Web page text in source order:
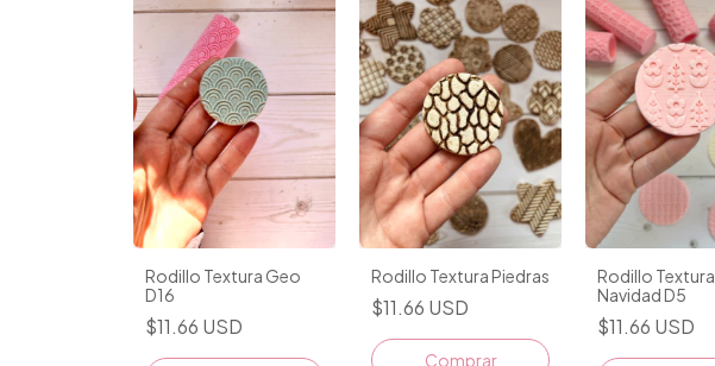
Rodillo Textura Geo
D16
$11.66 USD
Rodillo Textura Piedras
$11.66 USD
Rodillo Textura
Navidad D5
$11.66 USD